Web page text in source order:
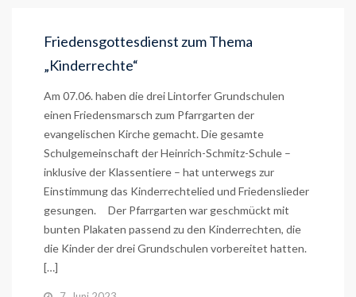
Friedensgottesdienst zum Thema
„Kinderrechte“
Am 07.06. haben die drei Lintorfer Grundschulen
einen Friedensmarsch zum Pfarrgarten der
evangelischen Kirche gemacht. Die gesamte
Schulgemeinschaft der Heinrich-Schmitz-Schule –
inklusive der Klassentiere – hat unterwegs zur
Einstimmung das Kinderrechtelied und Friedenslieder
gesungen. Der Pfarrgarten war geschmückt mit
bunten Plakaten passend zu den Kinderrechten, die
die Kinder der drei Grundschulen vorbereitet hatten.
[…]